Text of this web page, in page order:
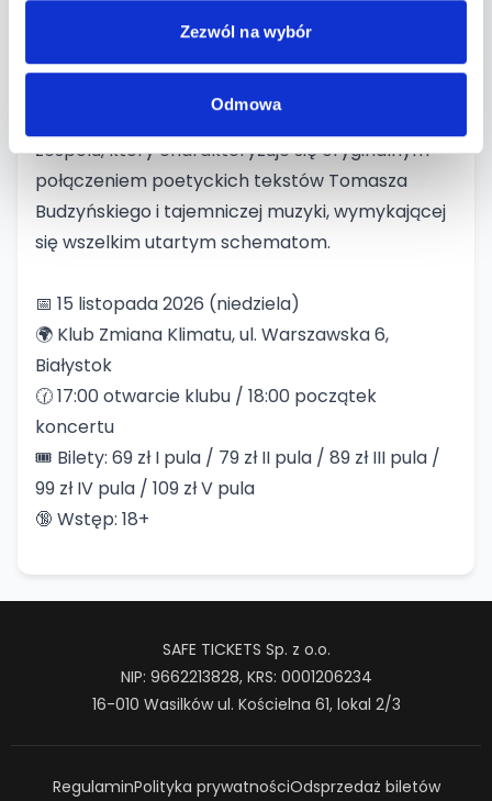
Zezwól na wybór
Odmowa
Budzyński –gitara.
Najnowszym wydawnictwem zespołu jest
Jest to kontynuacja niepowtarzalnego stylu
zespołu, który charakteryzuje się oryginalnym
połączeniem poetyckich tekstów Tomasza
Budzyńskiego i tajemniczej muzyki, wymykającej
się wszelkim utartym schematom.
📅 15 listopada 2026 (niedziela)
🌍 Klub Zmiana Klimatu, ul. Warszawska 6,
Białystok
🕜 17:00 otwarcie klubu / 18:00 początek
koncertu
🎟️ Bilety: 69 zł I pula / 79 zł II pula / 89 zł III pula /
99 zł IV pula / 109 zł V pula
🔞 Wstęp: 18+
SAFE TICKETS Sp. z o.o.
NIP: 9662213828, KRS: 0001206234
16-010 Wasilków ul. Kościelna 61, lokal 2/3
RegulaminPolityka prywatnościOdsprzedaż biletów